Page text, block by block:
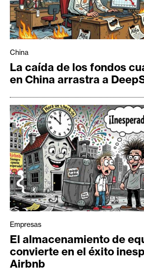
China
La caída de los fondos
en China arrastra a
Empresas
El almacenamiento de
convierte en el éxito
Airbnb